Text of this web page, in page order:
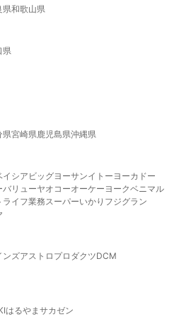
県和歌山県
県
県宮崎県鹿児島県沖縄県
イシア ビッグヨーサンイトーヨーカドー
バリューヤオコーオーケー ヨークベニマル
ライフ業務スーパーいかり フジグラン
ンズアストロプロダクツDCM
はるやま サカゼン